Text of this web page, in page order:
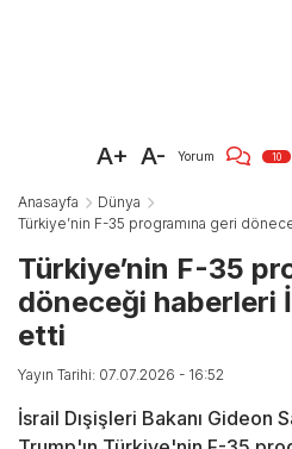
A+ A- Yorum 10
Anasayfa
Dünya
Türkiye’nin F-35 programına geri
Türkiye’nin F-35
döneceği haberleri
etti
Yayın Tarihi: 07.07.2026 - 16:52
İsrail Dışişleri Bakanı Gideon